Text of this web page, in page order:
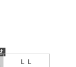
ＬＬ